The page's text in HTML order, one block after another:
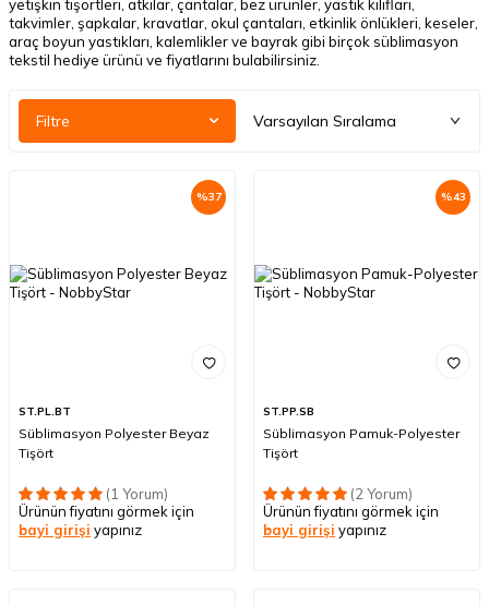
yetişkin tişörtleri, atkılar, çantalar, bez ürünler, yastık kılıfları,
takvimler, şapkalar, kravatlar, okul çantaları, etkinlik önlükleri, keseler,
araç boyun yastıkları, kalemlikler ve bayrak gibi birçok süblimasyon
tekstil hediye ürünü ve fiyatlarını bulabilirsiniz.
Filtre
%37
ST.PL.BT
Süblimasyon Polyester Beyaz
Tişört
(1 Yorum)
Ürünün fiyatını görmek için
bayi girişi yapınız
%43
ST.PP.SB
Süblimasyon Pamuk-Polyester
Tişört
(2 Yorum)
Ürünün fiyatını görmek için
bayi girişi yapınız